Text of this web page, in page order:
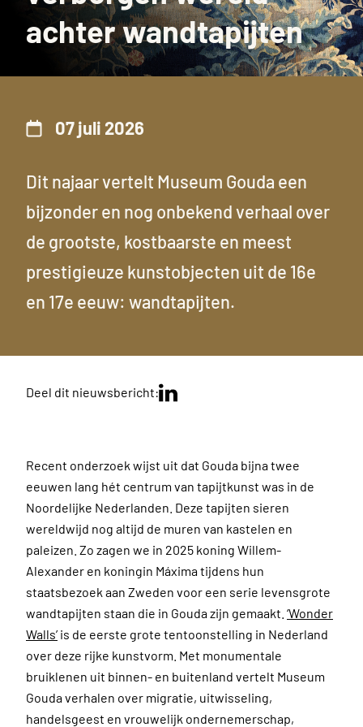
achter wandtapijten
07 juli 2026
Dit najaar vertelt Museum Gouda een
bijzonder en nog onbekend verhaal over
de grootste, kostbaarste en meest
prestigieuze kunstobjecten uit de 16e
en 17e eeuw: wandtapijten.
Deel dit nieuwsbericht:
Recent onderzoek wijst uit dat Gouda bijna twee
eeuwen lang hét centrum van tapijtkunst was in de
Noordelijke Nederlanden. Deze tapijten sieren
wereldwijd nog altijd de muren van kastelen en
paleizen. Zo zagen we in 2025 koning Willem-
Alexander en koningin Máxima tijdens hun
staatsbezoek aan Zweden voor een serie levensgrote
wandtapijten staan die in Gouda zijn gemaakt. ‘Wonder
Walls’ is de eerste grote tentoonstelling in Nederland
over deze rijke kunstvorm. Met monumentale
bruiklenen uit binnen- en buitenland vertelt Museum
Gouda verhalen over migratie, uitwisseling,
handelsgeest en vrouwelijk ondernemerschap,